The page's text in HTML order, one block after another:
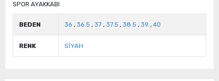
SPOR AYAKKABI
BEDEN 36 , 36.5 , 37 , 37.5 , 38.5 , 39 , 40
RENK SİYAH